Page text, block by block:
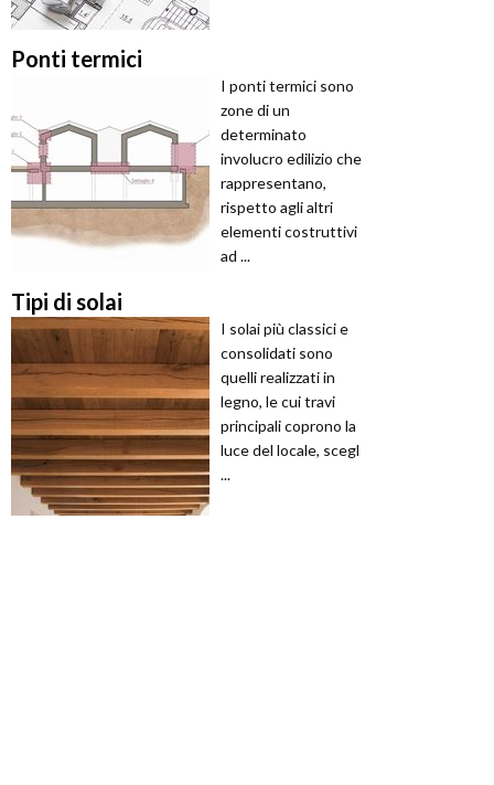
Ponti termici
I ponti termici sono
zone di un
determinato
involucro edilizio che
rappresentano,
rispetto agli altri
elementi costruttivi
ad ...
Tipi di solai
I solai più classici e
consolidati sono
quelli realizzati in
legno, le cui travi
principali coprono la
luce del locale, scegl
...